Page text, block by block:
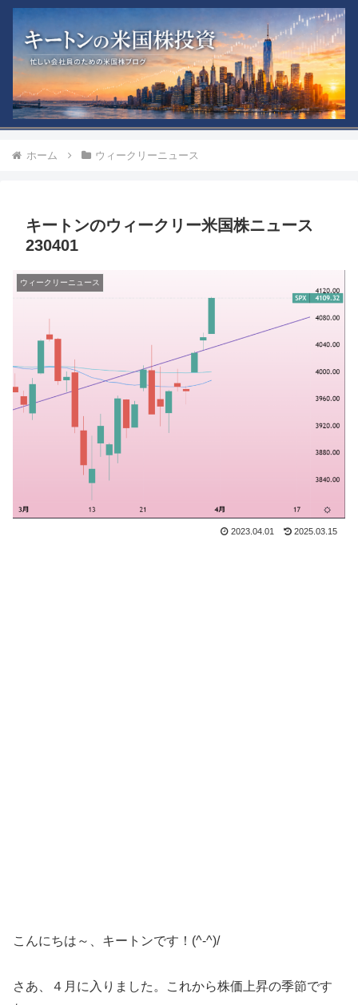
ホーム ウィークリーニュース
キートンのウィークリー米国株ニュース
230401
ウィークリーニュース
2023.04.01 2025.03.15
こんにちは～、キートンです！(^-^)/
さあ、４月に入りました。これから株価上昇の季節です